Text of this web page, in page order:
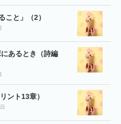
こと」（2）
あるとき（詩編
ント13章）